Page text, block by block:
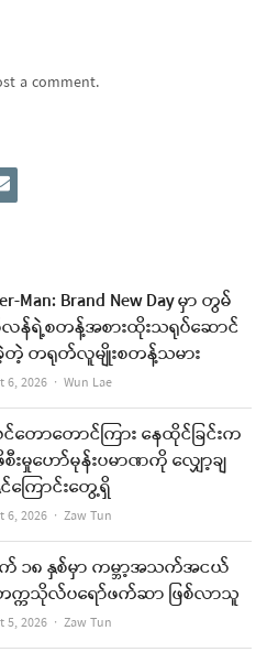
a comment.
e
i
l
Man: Brand New Day မှာ တွမ်
န်ရဲ့စတန့်အစားထိုးသရုပ်ဆောင်
တရုတ်လူမျိုးစတန့်သမား
6, 2026 Author
Wun Lae
တောတောင်ကြား နေထိုင်ခြင်းက
းမှုဟော်မုန်းပမာဏကို လျှော့ချ
င်ကြောင်းတွေ့ရှိ
6, 2026 Author
Zaw Tun
၁၈ နှစ်မှာ ကမ္ဘာ့အသက်အငယ်
က္ကသိုလ်ပရော်ဖက်ဆာ ဖြစ်လာသူ
5, 2026 Author
Zaw Tun